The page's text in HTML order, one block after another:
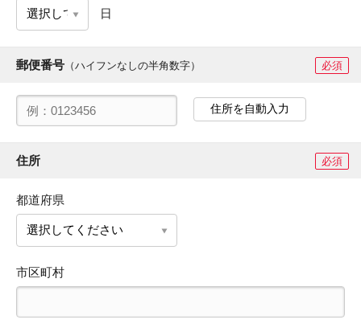
日
郵便番号 （ハイフンなしの半角数字） 必須
住所を自動入力
住所 必須
都道府県
市区町村